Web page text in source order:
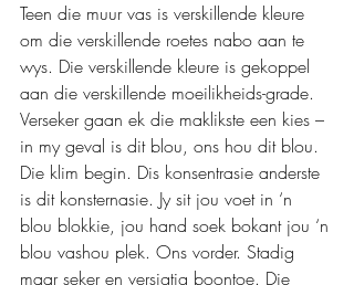
Teen die muur vas is verskillende kleure
om die verskillende roetes nabo aan te
wys. Die verskillende kleure is gekoppel
aan die verskillende moeilikheids-grade.
Verseker gaan ek die maklikste een kies –
in my geval is dit blou, ons hou dit blou.
Die klim begin. Dis konsentrasie anderste
is dit konsternasie. Jy sit jou voet in ‘n
blou blokkie, jou hand soek bokant jou ‘n
blou vashou plek. Ons vorder. Stadig
maar seker en versigtig boontoe. Die